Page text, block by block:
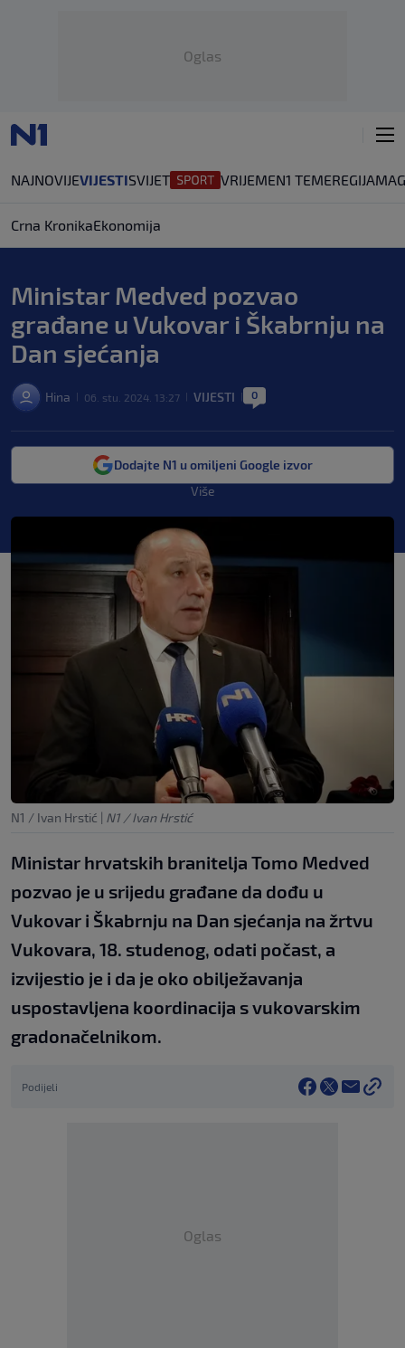
Oglas
NAJNOVIJEVIJESTISVIJET VRIJEMEN1 TEMEREGIJA
Crna KronikaEkonomija
Ministar Medved pozvao
građane u Vukovar i Škabrnju na
Dan sjećanja
Hina 06. stu. 2024. 13:27 VIJESTI 0
Dodajte N1 u omiljeni Google izvor
Više
N1 / Ivan Hrstić | N1 / Ivan Hrstić
Ministar hrvatskih branitelja Tomo Medved
pozvao je u srijedu građane da dođu u
Vukovar i Škabrnju na Dan sjećanja na žrtvu
Vukovara, 18. studenog, odati počast, a
izvijestio je i da je oko obilježavanja
uspostavljena koordinacija s vukovarskim
gradonačelnikom.
Podijeli
Oglas